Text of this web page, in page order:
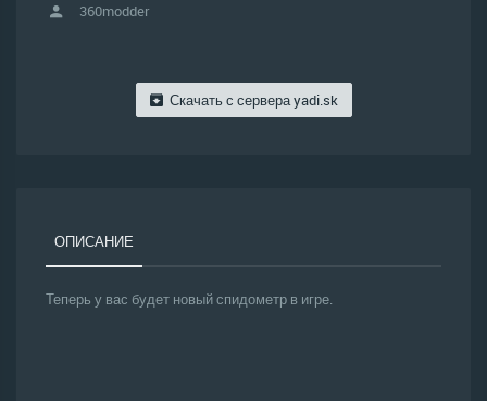
360modder
Скачать с сервераyadi.sk
ОПИСАНИЕ
Теперь у вас будет новый спидометр в игре.